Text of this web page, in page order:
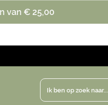
van € 25,00
Ik ben op zoek naar...